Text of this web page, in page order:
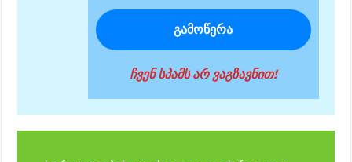
ჩვენ სპამს არ ვაგზავნით!